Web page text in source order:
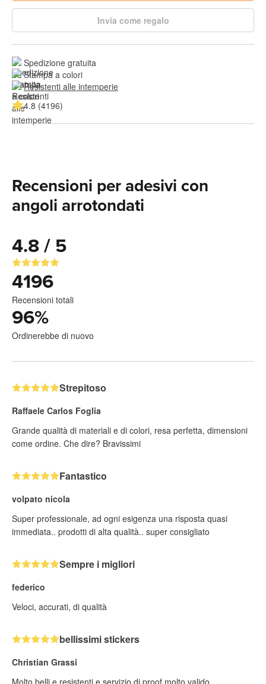
Invia come regalo
Spedizione gratuita
Stampa a colori
Resistenti alle intemperie
4.8 (4196)
Recensioni per adesivi con
angoli arrotondati
4.8 / 5
4196
Recensioni totali
96%
Ordinerebbe di nuovo
Strepitoso
Raffaele Carlos Foglia
Grande qualità di materiali e di colori, resa perfetta, dimensioni
come ordine. Che dire? Bravissimi
Fantastico
volpato nicola
Super professionale, ad ogni esigenza una risposta quasi
immediata.. prodotti di alta qualità.. super consigliato
Sempre i migliori
federico
Veloci, accurati, di qualità
bellissimi stickers
Christian Grassi
Molto belli e resistenti e servizio di proof molto valido.